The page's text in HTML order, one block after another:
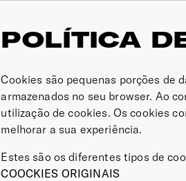
POLÍTICA
Cookies são pequenas porções de
armazenados no seu browser. Ao
utilização de cookies. Os cookies
melhorar a sua experiência.
Estes são os diferentes tipos de
COOCKIES ORIGINAIS